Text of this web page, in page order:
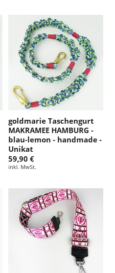
goldmarie Taschengurt
MAKRAMEE HAMBURG -
blau-lemon - handmade -
Unikat
59,90 €
inkl. MwSt.